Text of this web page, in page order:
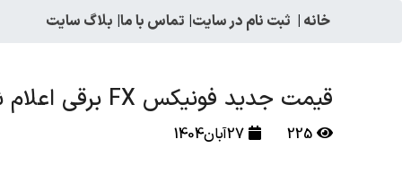
خانه | ثبت نام در سایت| تماس با ما| بلاگ سایت
قیمت جدید فونیکس FX برقی اعلام شد
225 27آبان1404